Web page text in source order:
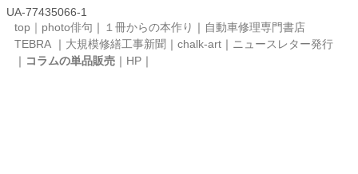
UA-77435066-1
top｜ photo俳句 １冊からの本作り
自動車修理専門書店
TEBRA
大規模修繕工事新聞 chalk-art
ニュースレター発行
コラムの単品販売 HP